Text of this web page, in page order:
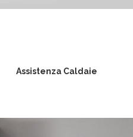
Assistenza Caldaie